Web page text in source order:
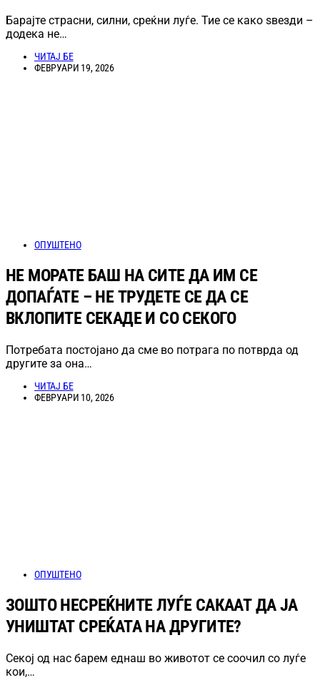
Барајте страсни, силни, среќни луѓе. Тие се како ѕвезди –
додека не…
ЧИТАЈ БЕ
ФЕВРУАРИ 19, 2026
ОПУШТЕНО
НЕ МОРАТЕ БАШ НА СИТЕ ДА ИМ СЕ
ДОПАЃАТЕ – НЕ ТРУДЕТЕ СЕ ДА СЕ
ВКЛОПИТЕ СЕКАДЕ И СО СЕКОГО
Потребата постојано да сме во потрага по потврда од
другите за она…
ЧИТАЈ БЕ
ФЕВРУАРИ 10, 2026
ОПУШТЕНО
ЗОШТО НЕСРЕЌНИТЕ ЛУЃЕ САКААТ ДА ЈА
УНИШТАТ СРЕЌАТА НА ДРУГИТЕ?
Секој од нас барем еднаш во животот се соочил со луѓе
кои,…